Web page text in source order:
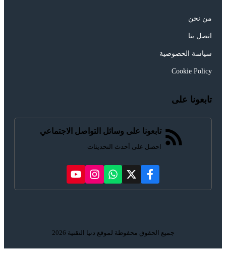
من نحن
اتصل بنا
سياسة الخصوصية
Cookie Policy
تابعونا على
تابعونا على وسائل التواصل الاجتماعي
احصل على أحدث التحديثات
جميع الحقوق محفوظة لموقع دنيا التقنية 2026